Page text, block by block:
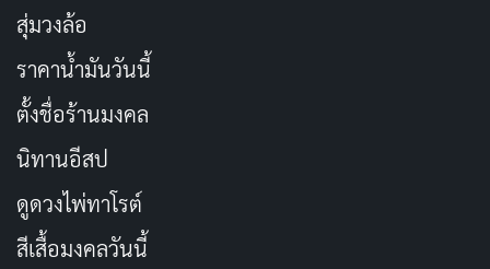
สุ่มวงล้อ
ราคาน้ำมันวันนี้
ตั้งชื่อร้านมงคล
นิทานอีสป
ดูดวงไพ่ทาโรต์
สีเสื้อมงคลวันนี้